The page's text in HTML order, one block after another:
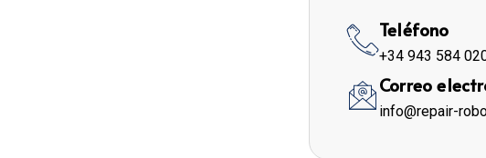
Teléfono
+34 943 584
Correo
info@repair-